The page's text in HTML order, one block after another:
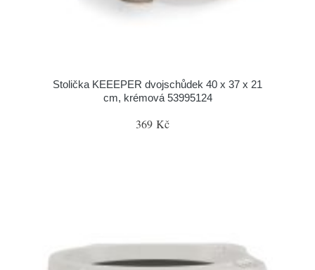
Stolička KEEEPER dvojschůdek 40 x 37 x 21
cm, krémová 53995124
369 Kč